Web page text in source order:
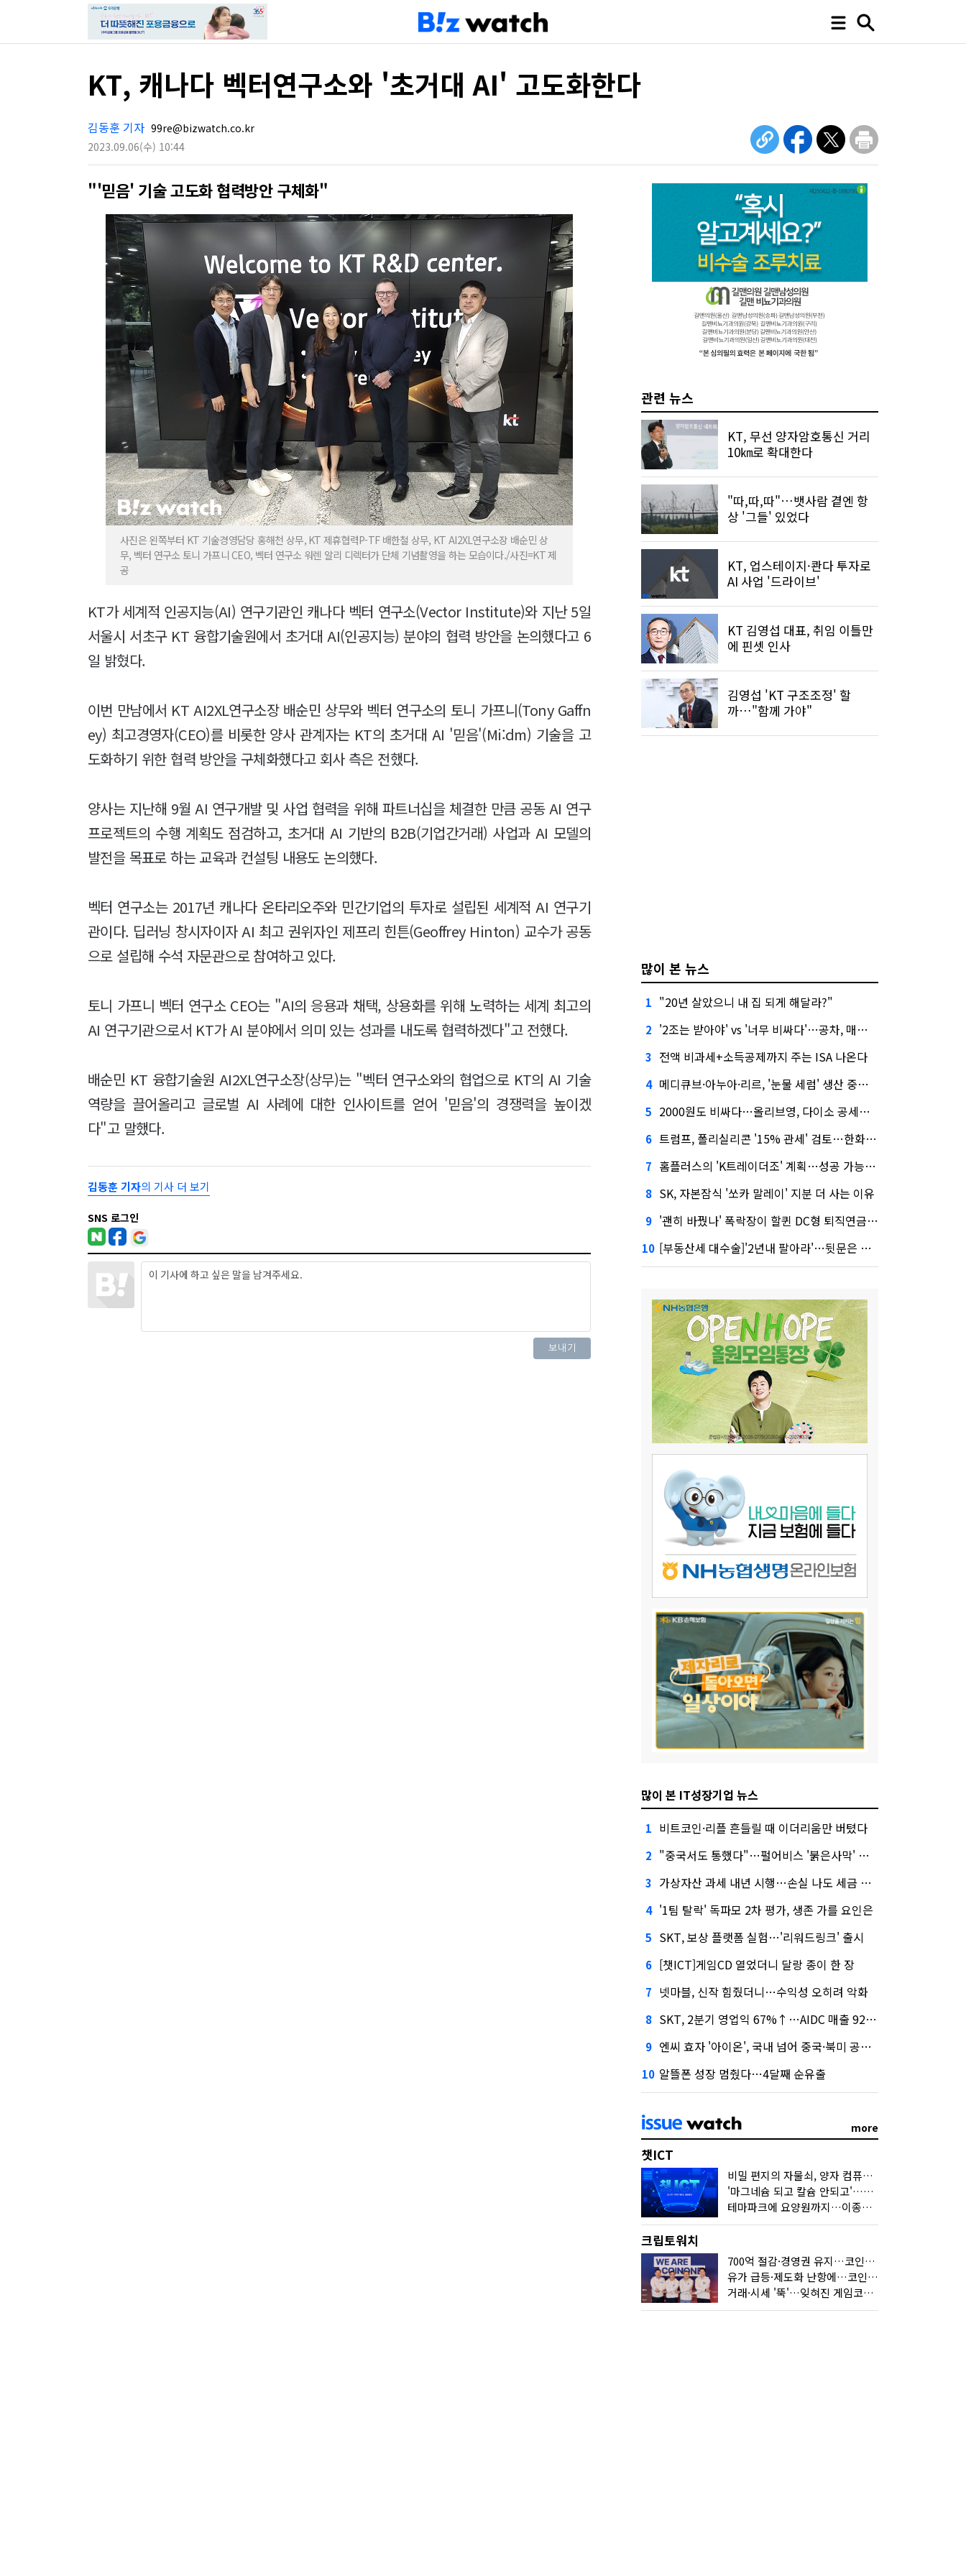
KT, 캐나다 벡터연구소와 '초거대 AI' 고도화한다
김동훈 기자 99re@bizwatch.co.kr
2023.09.06(수) 10:44
"'믿음' 기술 고도화 협력방안 구체화"
사진은 왼쪽부터 KT 기술경영담당 홍해천 상무, KT 제휴협력P-TF 배한철 상무, KT AI2XL연구소장 배순민 상
무, 벡터 연구소 토니 가프니 CEO, 벡터 연구소 워렌 알리 디렉터가 단체 기념촬영을 하는 모습이다./사진=KT 제
공
KT가 세계적 인공지능(AI) 연구기관인 캐나다 벡터 연구소(Vector Institute)와 지난 5일
서울시 서초구 KT 융합기술원에서 초거대 AI(인공지능) 분야의 협력 방안을 논의했다고 6
일 밝혔다.
이번 만남에서 KT AI2XL연구소장 배순민 상무와 벡터 연구소의 토니 가프니(Tony Gaffn
ey) 최고경영자(CEO)를 비롯한 양사 관계자는 KT의 초거대 AI '믿음'(Mi:dm) 기술을 고
도화하기 위한 협력 방안을 구체화했다고 회사 측은 전했다.
양사는 지난해 9월 AI 연구개발 및 사업 협력을 위해 파트너십을 체결한 만큼 공동 AI 연구
프로젝트의 수행 계획도 점검하고, 초거대 AI 기반의 B2B(기업간거래) 사업과 AI 모델의
발전을 목표로 하는 교육과 컨설팅 내용도 논의했다.
벡터 연구소는 2017년 캐나다 온타리오주와 민간기업의 투자로 설립된 세계적 AI 연구기
관이다. 딥러닝 창시자이자 AI 최고 권위자인 제프리 힌튼(Geoffrey Hinton) 교수가 공동
으로 설립해 수석 자문관으로 참여하고 있다.
토니 가프니 벡터 연구소 CEO는 "AI의 응용과 채택, 상용화를 위해 노력하는 세계 최고의
AI 연구기관으로서 KT가 AI 분야에서 의미 있는 성과를 내도록 협력하겠다"고 전했다.
배순민 KT 융합기술원 AI2XL연구소장(상무)는 "벡터 연구소와의 협업으로 KT의 AI 기술
역량을 끌어올리고 글로벌 AI 사례에 대한 인사이트를 얻어 '믿음'의 경쟁력을 높이겠
다"고 말했다.
김동훈 기자의 기사 더 보기
SNS 로그인
관련 뉴스
KT, 무선 양자암호통신 거리
10㎞로 확대한다
"따,따,따"…뱃사람 곁엔 항
상 '그들' 있었다
KT, 업스테이지·콴다 투자로
AI 사업 '드라이브'
KT 김영섭 대표, 취임 이틀만
에 핀셋 인사
김영섭 'KT 구조조정' 할
까…"함께 가야"
많이 본 뉴스
1 "20년 살았으니 내 집 되게 해달라?"
2 '2조는 받아야' vs '너무 비싸다'…공차, 매각 성공할까
3 전액 비과세+소득공제까지 주는 ISA 나온다
4 메디큐브·아누아·리르, '눈물 세럼' 생산 중단한다
5 2000원도 비싸다…올리브영, 다이소 공세에 '가성비'로 맞불
6 트럼프, 폴리실리콘 '15% 관세' 검토…한화큐셀·OCI 영향은?
7 홈플러스의 'K트레이더조' 계획…성공 가능성은 '글쎄'
8 SK, 자본잠식 '쏘카 말레이' 지분 더 사는 이유
9 '괜히 바꿨나' 폭락장이 할퀸 DC형 퇴직연금…전문가 조언은
10 [부동산세 대수술]'2년내 팔아라'…뒷문은 열었다
많이 본 IT성장기업 뉴스
1 비트코인·리플 흔들릴 때 이더리움만 버텼다
2 "중국서도 통했다"…펄어비스 '붉은사막' 최고 게임상
3 가상자산 과세 내년 시행…손실 나도 세금 낸다고?
4 '1팀 탈락' 독파모 2차 평가, 생존 가를 요인은
5 SKT, 보상 플랫폼 실험…'리워드링크' 출시
6 [챗ICT]게임CD 열었더니 달랑 종이 한 장
7 넷마블, 신작 힘줬더니…수익성 오히려 악화
8 SKT, 2분기 영업익 67%↑…AIDC 매출 92% 급증
9 엔씨 효자 '아이온', 국내 넘어 중국·북미 공략 나선다
10 알뜰폰 성장 멈췄다…4달째 순유출
more
챗ICT
비밀 편지의 자물쇠, 양자 컴퓨터가 연다
'마그네슘 되고 칼슘 안되고'…다음 'AI 요약' 갈 길은
테마파크에 요양원까지…이종사업 눈독 들이는 게임사
크립토워치
700억 절감·경영권 유지…코인원의 '영리한 딜'
유가 급등·제도화 난항에…코인 또 '멈칫'
거래·시세 '뚝'…잊혀진 게임코인들